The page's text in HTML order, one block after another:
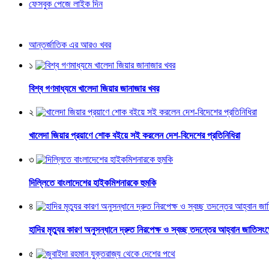
ফেসবুক পেজে লাইক দিন
আন্তর্জাতিক এর আরও খবর
১
বিশ্ব গণমাধ্যমে খালেদা জিয়ার জানাজার খবর
২
খালেদা জিয়ার প্রয়াণে শোক বইয়ে সই করলেন দেশ-বিদেশের প্রতিনিধিরা
৩
দিল্লিতে বাংলাদেশের হাইকমিশনারকে হুমকি
৪
হাদির মৃত্যুর কারণ অনুসন্ধানে দ্রুত নিরপেক্ষ ও স্বচ্ছ তদন্তের আহ্বান
৫